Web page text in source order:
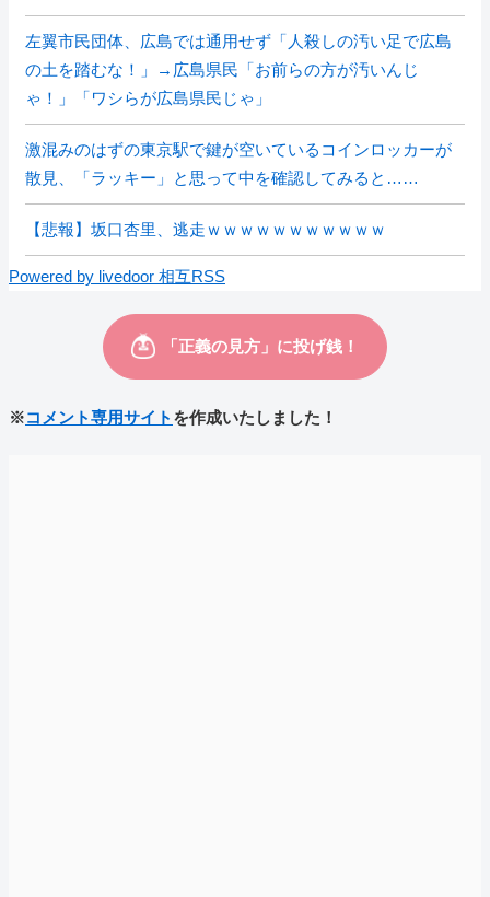
左翼市民団体、広島では通用せず「人殺しの汚い足で広島
の土を踏むな！」→広島県民「お前らの方が汚いんじ
ゃ！」「ワシらが広島県民じゃ」
激混みのはずの東京駅で鍵が空いているコインロッカーが
散見、「ラッキー」と思って中を確認してみると……
【悲報】坂口杏里、逃走ｗｗｗｗｗｗｗｗｗｗｗ
Powered by livedoor 相互RSS
※コメント専用サイト を作成いたしました！